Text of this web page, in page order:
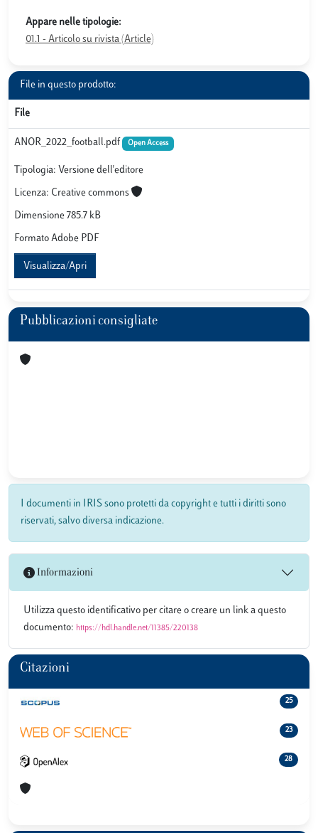
Appare nelle tipologie:
01.1 - Articolo su rivista (Article)
File in questo prodotto:
File
ANOR_2022_football.pdf Open Access
Tipologia: Versione dell'editore
Licenza: Creative commons
Dimensione 785.7 kB
Formato Adobe PDF
Visualizza/Apri
Pubblicazioni consigliate
I documenti in IRIS sono protetti da copyright e tutti i diritti sono
riservati, salvo diversa indicazione.
Informazioni
Utilizza questo identificativo per citare o creare un link a questo
documento: https://hdl.handle.net/11385/220138
Citazioni
25
23
28